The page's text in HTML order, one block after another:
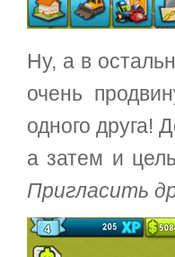
Ну, а в
очень
одного друга!
а затем и
Пригласить